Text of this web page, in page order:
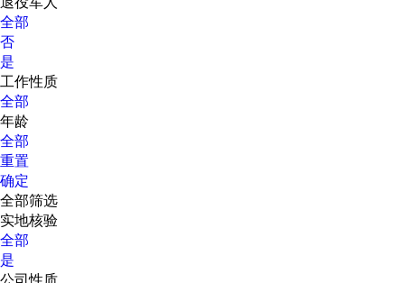
全部
否
是
工作性质
全部
年龄
全部
重置
确定
全部筛选
实地核验
全部
是